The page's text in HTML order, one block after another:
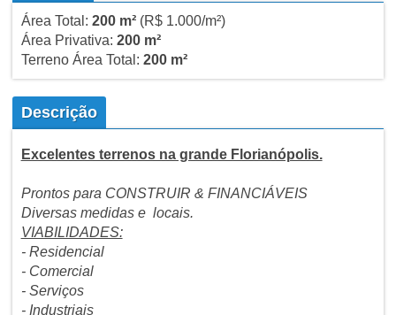
Área Total: 200 m²(R$ 1.000/m²)
Área Privativa: 200 m²
Terreno Área Total: 200 m²
Descrição
Excelentes terrenos na grande Florianópolis.
Prontos para CONSTRUIR & FINANCIÁVEIS
Diversas medidas e locais.
VIABILIDADES:
- Residencial
- Comercial
- Serviços
- Industriais